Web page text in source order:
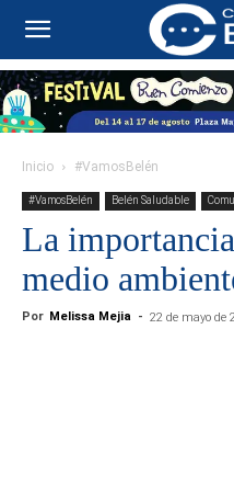
Inicio #VamosBelén
#VamosBelén Belén Saludable
La
medio
Por Melissa Mejia - 22 de mayo de